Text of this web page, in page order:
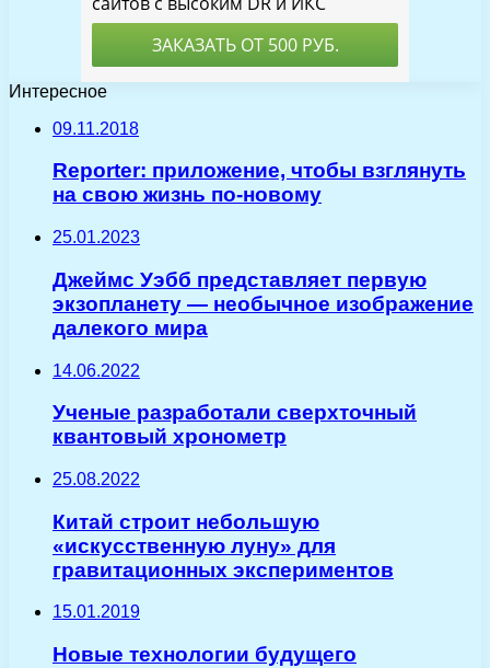
Интересное
09.11.2018
Reporter: приложение, чтобы взглянуть
на свою жизнь по-новому
25.01.2023
Джеймс Уэбб представляет первую
экзопланету — необычное изображение
далекого мира
14.06.2022
Ученые разработали сверхточный
квантовый хронометр
25.08.2022
Китай строит небольшую
«искусственную луну» для
гравитационных экспериментов
15.01.2019
Новые технологии будущего